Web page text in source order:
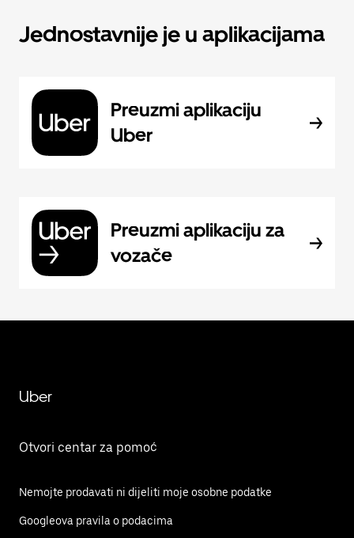
Jednostavnije je u aplikacijama
Preuzmi aplikaciju
Uber
Preuzmi aplikaciju za
vozače
Uber
Otvori centar za pomoć
Nemojte prodavati ni dijeliti moje osobne podatke
Googleova pravila o podacima